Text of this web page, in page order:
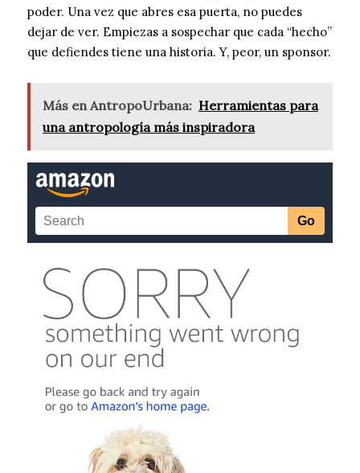
poder. Una vez que abres esa puerta, no puedes
dejar de ver. Empiezas a sospechar que cada “hecho”
que defiendes tiene una historia. Y, peor, un sponsor.
Más en AntropoUrbana: Herramientas para
una antropología más inspiradora